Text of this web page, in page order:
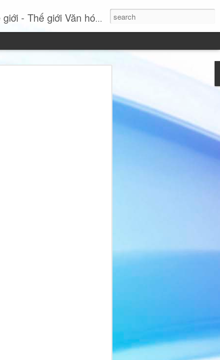
giới Văn hóa Online
ngôn phong cách
Miss International Beauty Queen
ảnh đầy cuốn hút của người phụ
không ngừng tái định nghĩa vẻ đẹp
lộng lẫy hay các chi tiết phô
ngữ thời trang tối giản với sắc beige
cà vạt mang hơi thở menswear
một tổng thể vừa mạnh mẽ, vừa
của người phụ nữ biết cân bằng
vốn có.
những chuyển động nhẹ nhàng
Si trở thành tâm điểm trong từng